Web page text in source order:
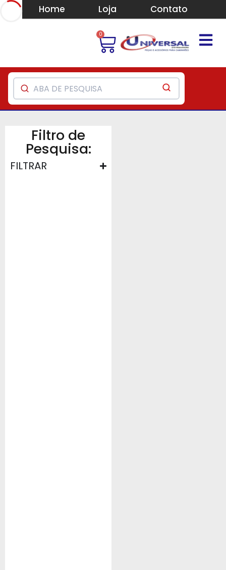
Home Loja Contato
0
Filtro de
Pesquisa:
FILTRAR